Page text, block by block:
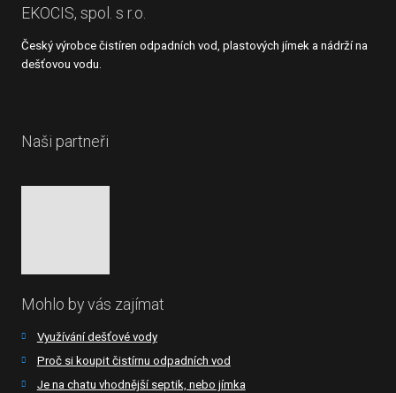
EKOCIS, spol. s r.o.
Český výrobce čistíren odpadních vod, plastových jímek a nádrží na
dešťovou vodu.
Naši partneři
Mohlo by vás zajímat
Využívání dešťové vody
Proč si koupit čistírnu odpadních vod
Je na chatu vhodnější septik, nebo jímka